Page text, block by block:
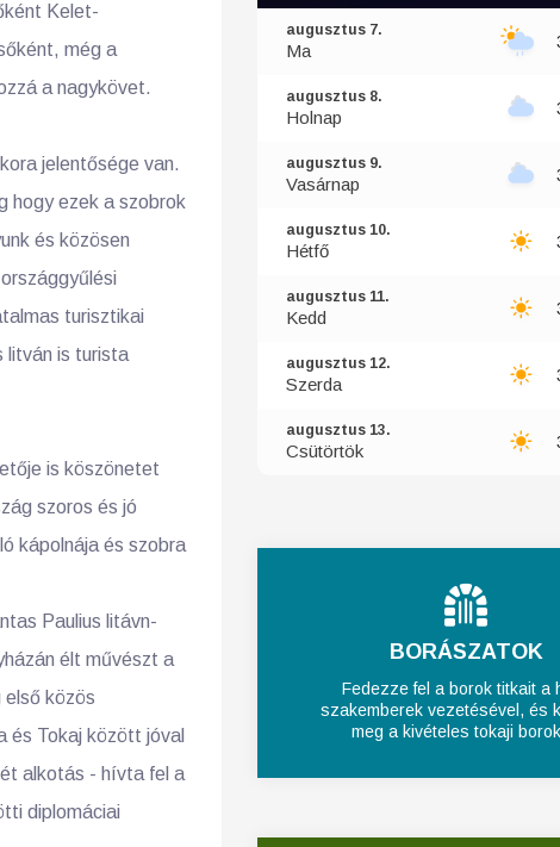
Kelet-
még a
a nagykövet.
jelentősége van.
hogy ezek a szobrok
és közösen
turisztikai
litván is turista
is köszönetet
szoros és jó
kápolnája és szobra
Paulius litávn-
élt művészt a
első közös
Tokaj között jóval
alkotás - hívta fel a
diplomáciai
augusztus 7.
Ma
augusztus 8.
Holnap
augusztus 9.
Vasárnap
augusztus 10.
Hétfő
augusztus 11.
Kedd
augusztus 12.
Szerda
augusztus 13.
Csütörtök
BORÁSZATOK
Fedezze fel a borok titkait a
szakemberek vezetésével, és
meg a kivételes tokaji